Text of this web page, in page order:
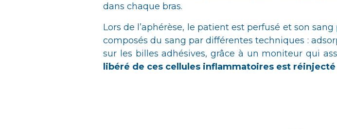
dans chaque bras.
Lors de l’aphérèse, le patient est perfusé et son
composés du sang par différentes techniques :
sur les billes adhésives, grâce à un moniteur qui
libéré de ces cellules inflammatoires est